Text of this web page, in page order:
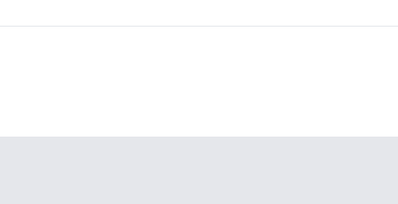
Fitness benötigen, um an diesem Kurs teilzunehmen. Der Kurs zielt